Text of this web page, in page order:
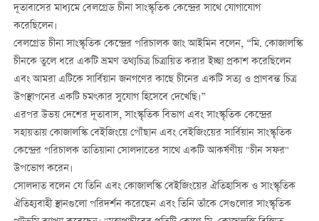
দূতাবাসের মাধ্যমে বেলগ্রেড চীনা সাংস্কৃতিক কেন্দ্রের সাথে যোগাযোগ
করেছিলেন।
বেলগ্রেড চীনা সাংস্কৃতিক কেন্দ্রের পরিচালক জাং আইমিন বলেন, “মি. কোজালস্কি
চীনকে তুলে ধরে একটি ভ্রমণ তথ্যচিত্র চিত্রায়িত করার ইচ্ছা প্রকাশ করেছিলেন
এবং আমরা এটিকে সার্বিয়ান জনগণের কাছে চীনের একটি সত্য ও প্রাণবন্ত চিত্র
উপস্থাপনের একটি চমৎকার সুযোগ হিসেবে দেখেছি।”
এরপর উভয় দেশের দূতাবাস, সাংস্কৃতিক বিভাগ এবং সাংস্কৃতিক কেন্দ্রের
সহায়তায় কোজালস্কি বেইজিংয়ে পৌঁছান এবং বেইজিংয়ের সার্বিয়ান সাংস্কৃতিক
কেন্দ্রের পরিচালক তাতিয়ানা সোলদাতের সাথে একটি আকর্ষণীয় "চীন সফর"
উপভোগ করেন।
সোলদাত বলেন যে তিনি এবং কোজালস্কি বেইজিংয়ের ঐতিহাসিক ও সাংস্কৃতিক
ঐতিহ্যবাহী স্থানগুলো পরিদর্শন করেছেন এবং তিনি তাঁকে সেগুলোর সাংস্কৃতিক